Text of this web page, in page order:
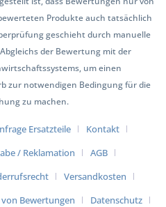
Produkte auch tatsächlich
geschieht durch manuelle
der Bewertung mit der
um einen
zur notwendigen Bedingung für die
zu machen.
Ersatzteile
Kontakt
/ Reklamation
AGB
Versandkosten
Bewertungen Datenschutz